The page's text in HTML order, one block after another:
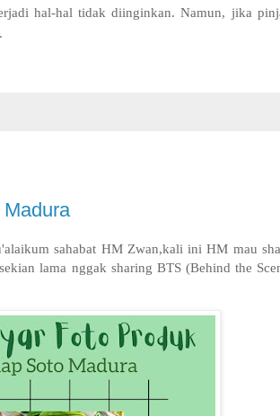
hal-hal tidak diinginkan. Namun, jika
sahabat HM Zwan,kali ini HM mau
lama nggak sharing BTS (Behind the